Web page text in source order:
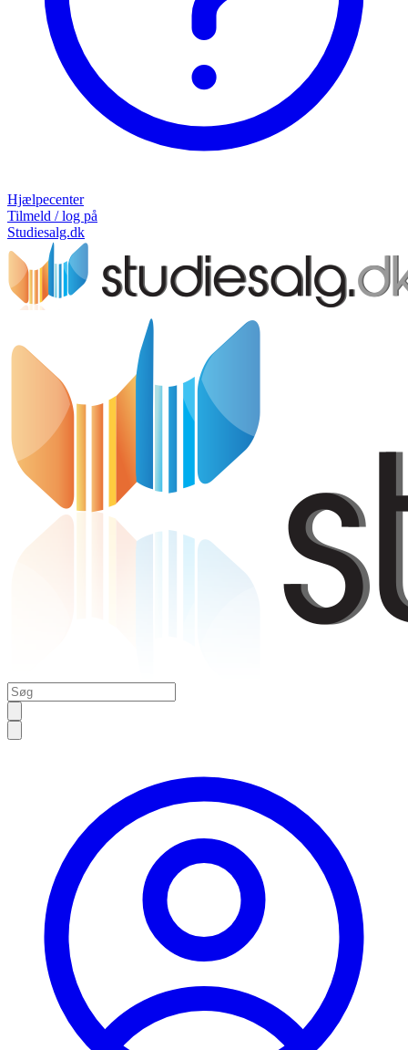
Hjælpecenter
Tilmeld / log på
Studiesalg.dk